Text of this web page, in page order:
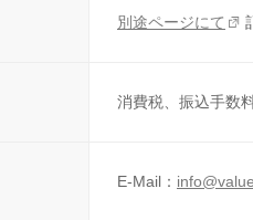
別途ページにて
消費税、振込手数
E-Mail：